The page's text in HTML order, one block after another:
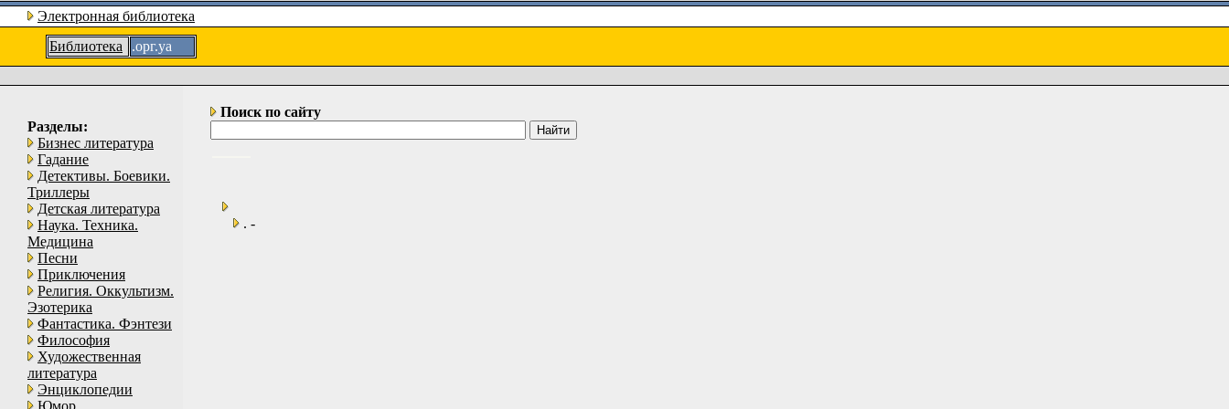
Электронная библиотека
Библиотека
.орг.уа
Разделы:
Бизнес литература
Гадание
Детективы. Боевики.
Триллеры
Детская литература
Наука. Техника.
Медицина
Песни
Приключения
Религия. Оккультизм.
Эзотерика
Фантастика. Фэнтези
Философия
Художественная
литература
Энциклопедии
Юмор
Поиск по сайту
. -